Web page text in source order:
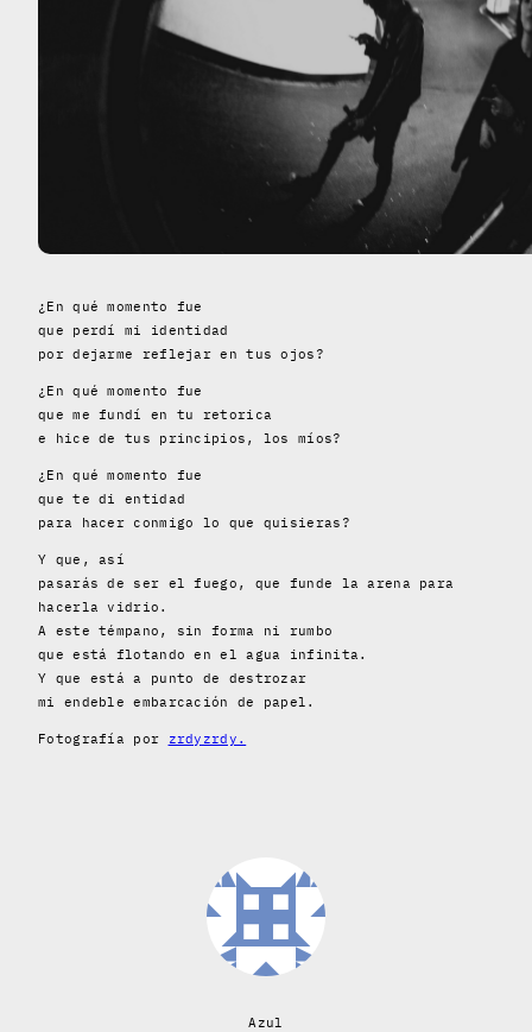
¿En qué momento fue
que perdí mi identidad
por dejarme reflejar en tus ojos?
¿En qué momento fue
que me fundí en tu retorica
e hice de tus principios, los míos?
¿En qué momento fue
que te di entidad
para hacer conmigo lo que quisieras?
Y que, así
pasarás de ser el fuego, que funde la arena para
hacerla vidrio.
A este témpano, sin forma ni rumbo
que está flotando en el agua infinita.
Y que está a punto de destrozar
mi endeble embarcación de papel.
Fotografía por zrdyzrdy.
Azul